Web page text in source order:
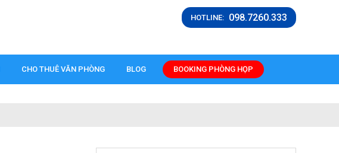
HOTLINE: 098.7260.333
CHO THUÊ VĂN PHÒNG BLOG BOOKING PHÒNG HỌP